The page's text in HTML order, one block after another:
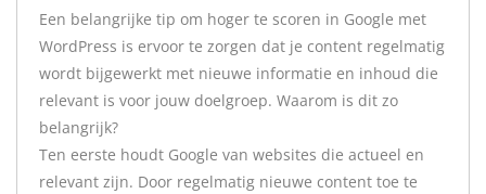
Een belangrijke tip om hoger te scoren in Google met
WordPress is ervoor te zorgen dat je content regelmatig
wordt bijgewerkt met nieuwe informatie en inhoud die
relevant is voor jouw doelgroep. Waarom is dit zo
belangrijk?
Ten eerste houdt Google van websites die actueel en
relevant zijn. Door regelmatig nieuwe content toe te